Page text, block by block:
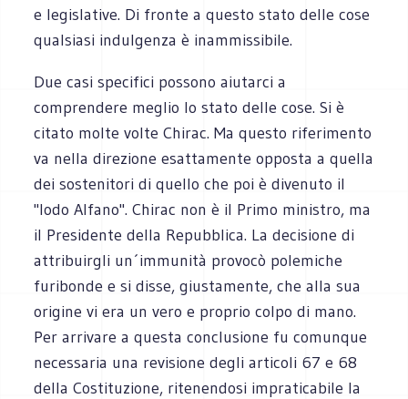
e legislative. Di fronte a questo stato delle cose
qualsiasi indulgenza è inammissibile.
Due casi specifici possono aiutarci a
comprendere meglio lo stato delle cose. Si è
citato molte volte Chirac. Ma questo riferimento
va nella direzione esattamente opposta a quella
dei sostenitori di quello che poi è divenuto il
"lodo Alfano". Chirac non è il Primo ministro, ma
il Presidente della Repubblica. La decisione di
attribuirgli un´immunità provocò polemiche
furibonde e si disse, giustamente, che alla sua
origine vi era un vero e proprio colpo di mano.
Per arrivare a questa conclusione fu comunque
necessaria una revisione degli articoli 67 e 68
della Costituzione, ritenendosi impraticabile la